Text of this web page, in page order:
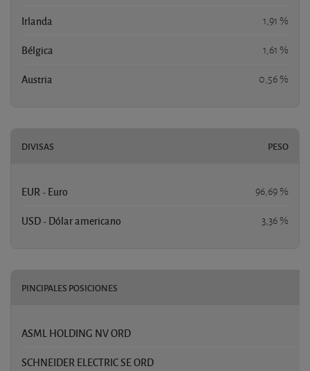
Irlanda 1,91 %
Bélgica 1,61 %
Austria 0,56 %
DIVISAS PESO
EUR - Euro 96,69 %
USD - Dólar americano 3,36 %
PINCIPALES POSICIONES
ASML HOLDING NV ORD
SCHNEIDER ELECTRIC SE ORD